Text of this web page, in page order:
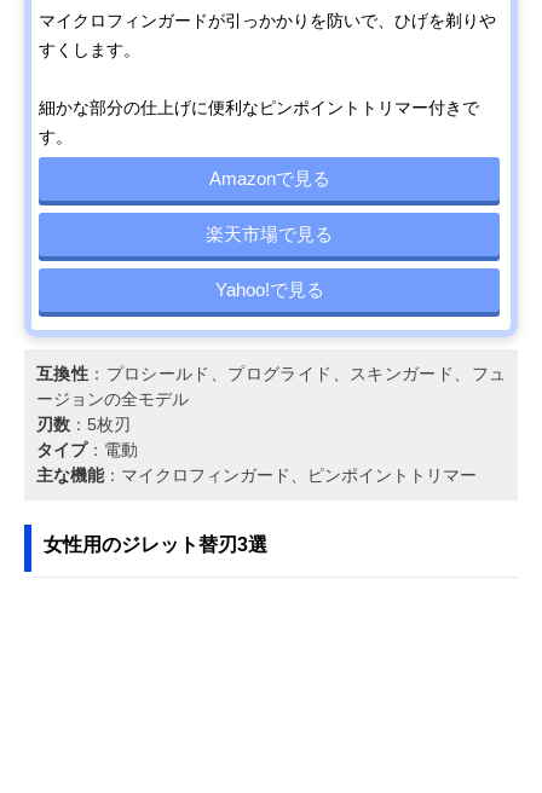
マイクロフィンガードが引っかかりを防いで、ひげを剃りや
すくします。
細かな部分の仕上げに便利なピンポイントトリマー付きで
す。
Amazonで見る
楽天市場で見る
Yahoo!で見る
互換性 ：プロシールド、プログライド、スキンガード、フュ
ージョンの全モデル
刃数 ：5枚刃
タイプ：電動
主な機能：マイクロフィンガード、ピンポイントトリマー
女性用のジレット替刃3選